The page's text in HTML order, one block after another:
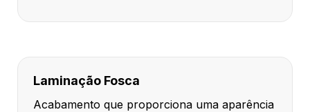
Laminação Fosca
Acabamento que proporciona uma aparência